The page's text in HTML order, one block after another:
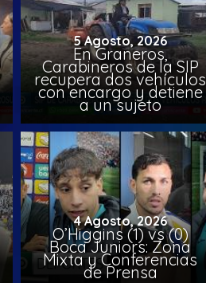
5 Agosto, 2026
En Graneros,
Carabineros de la SIP
recupera dos vehículos
con encargo y detiene
a un sujeto
4 Agosto, 2026
O’Higgins (1) vs (0)
Boca Juniors: Zona
Mixta y Conferencias
de Prensa